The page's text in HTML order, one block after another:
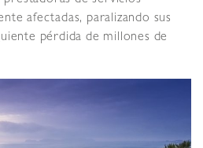
afectadas, paralizando sus
pérdida de millones de